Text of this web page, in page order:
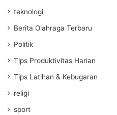
teknologi
Berita Olahraga Terbaru
Politik
Tips Produktivitas Harian
Tips Latihan & Kebugaran
religi
sport